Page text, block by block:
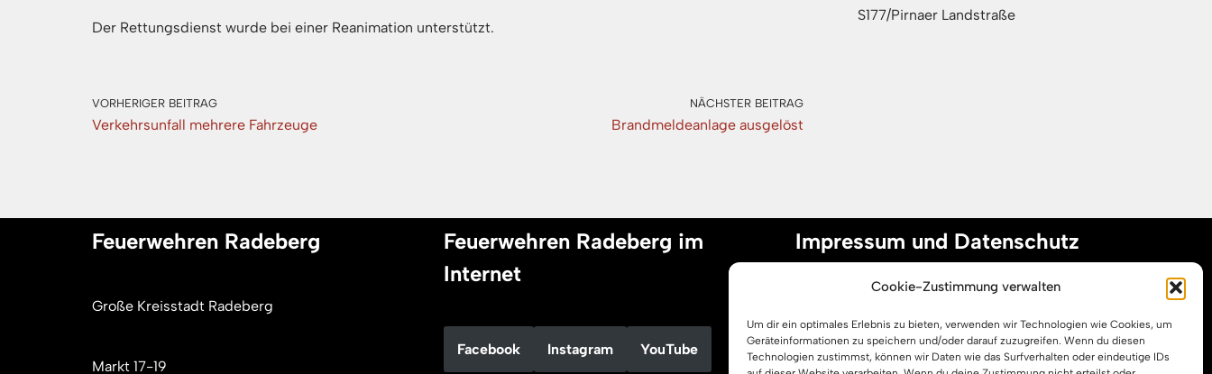
Cookie-Zustimmung verwalten
Um dir ein optimales Erlebnis zu bieten, verwenden wir Technologien wie Cookies, um
Geräteinformationen zu speichern und/oder darauf zuzugreifen. Wenn du diesen
Technologien zustimmst, können wir Daten wie das Surfverhalten oder eindeutige IDs
Der Rettungsdienst wurde bei einer Reanimation unterstützt.
VORHERIGER BEITRAG
Verkehrsunfall mehrere Fahrzeuge
NÄCHSTER BEITRAG
Brandmeldeanlage ausgelöst
S177/Pirnaer Landstraße
Feuerwehren Radeberg
Große Kreisstadt Radeberg
Markt 17-19
Feuerwehren Radeberg im
Internet
Facebook Instagram YouTube
Impressum und Datenschutz
Datenschutzerklärung
Cookie-Richtlinie (EU)